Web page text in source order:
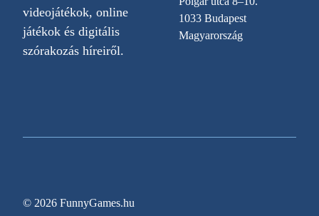
videojátékok, online
játékok és digitális
szórakozás híreiről.
1033 Budapest
Magyarország
© 2026 FunnyGames.hu